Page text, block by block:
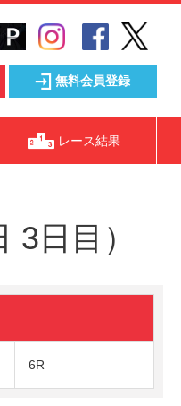
無料会員登録
レース結果
日目）
6R